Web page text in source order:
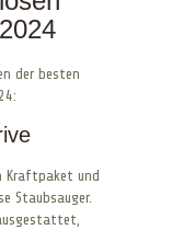
der besten
Kraftpaket und
Staubsauger.